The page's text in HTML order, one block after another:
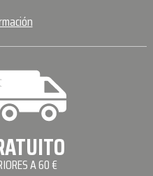
A 60 €